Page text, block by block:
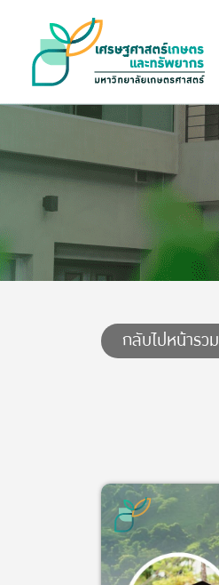
กลับไปหน้ารวม